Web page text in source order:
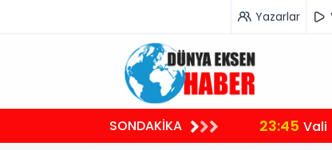
Yazarlar
SONDAKİKA 23:45 Vali